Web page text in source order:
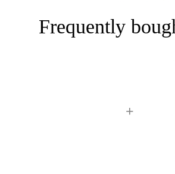
Frequently